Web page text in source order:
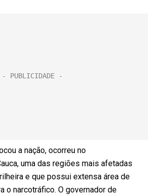
a nação, ocorreu no
uma das regiões mais afetadas
e que possui extensa área de
o narcotráfico. O governador de